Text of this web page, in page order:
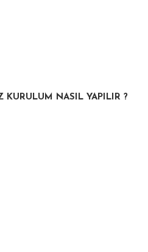
KURULUM NASIL YAPILIR ?